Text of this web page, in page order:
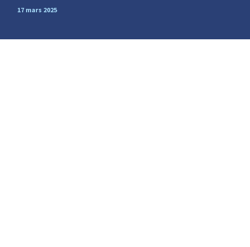
17 mars 2025